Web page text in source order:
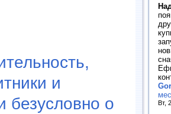
и
безусловно о
Вт,